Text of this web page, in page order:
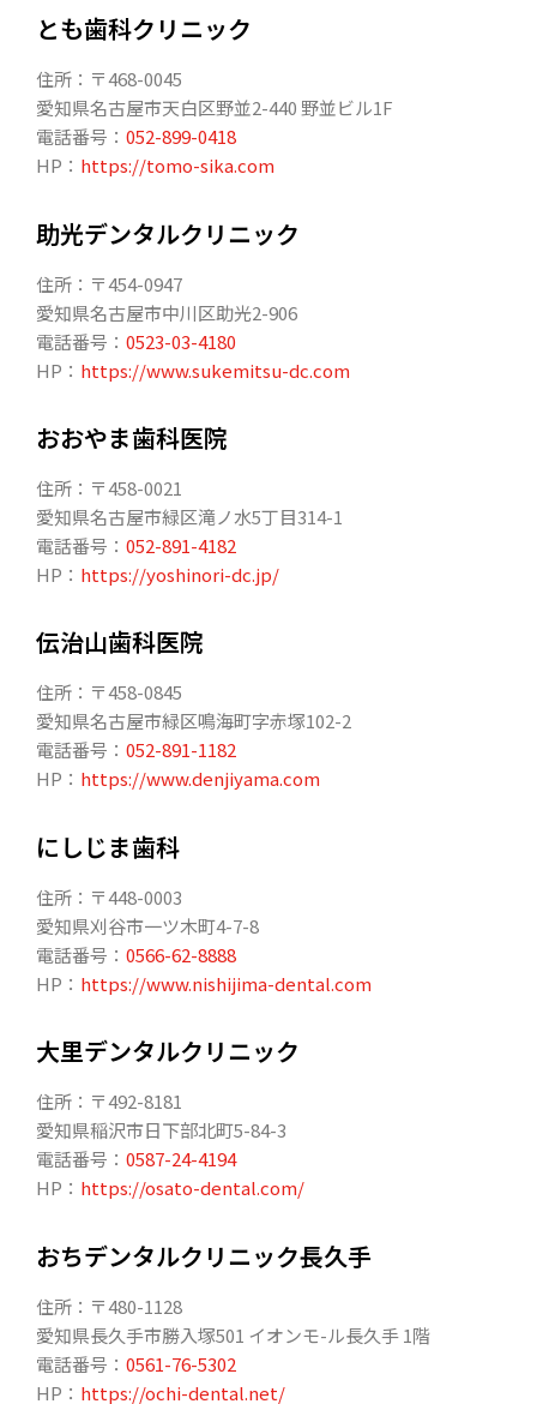
とも歯科クリニック
住所：〒468-0045
愛知県名古屋市天白区野並2-440 野並ビル1F
電話番号： 052-899-0418
HP： https://tomo-sika.com
助光デンタルクリニック
住所：〒454-0947
愛知県名古屋市中川区助光2-906
電話番号： 0523-03-4180
HP： https://www.sukemitsu-dc.com
おおやま歯科医院
住所：〒458-0021
愛知県名古屋市緑区滝ノ水5丁目314-1
電話番号： 052-891-4182
HP： https://yoshinori-dc.jp/
伝治山歯科医院
住所：〒458-0845
愛知県名古屋市緑区鳴海町字赤塚102-2
電話番号： 052-891-1182
HP： https://www.denjiyama.com
にしじま歯科
住所：〒448-0003
愛知県刈谷市一ツ木町4-7-8
電話番号： 0566-62-8888
HP： https://www.nishijima-dental.com
大里デンタルクリニック
住所：〒492-8181
愛知県稲沢市日下部北町5-84-3
電話番号： 0587-24-4194
HP： https://osato-dental.com/
おちデンタルクリニック長久手
住所：〒480-1128
愛知県長久手市勝入塚501 イオンモ-ル長久手 1階
電話番号： 0561-76-5302
HP： https://ochi-dental.net/